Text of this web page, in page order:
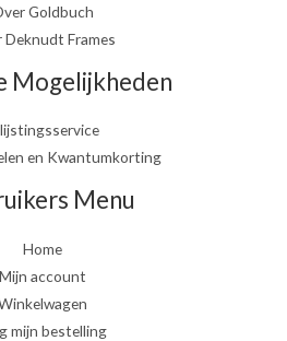
Goldbuch
Deknudt Frames
Mogelijkheden
en Kwantumkorting
Menu
Home
Mijn account
mijn bestelling